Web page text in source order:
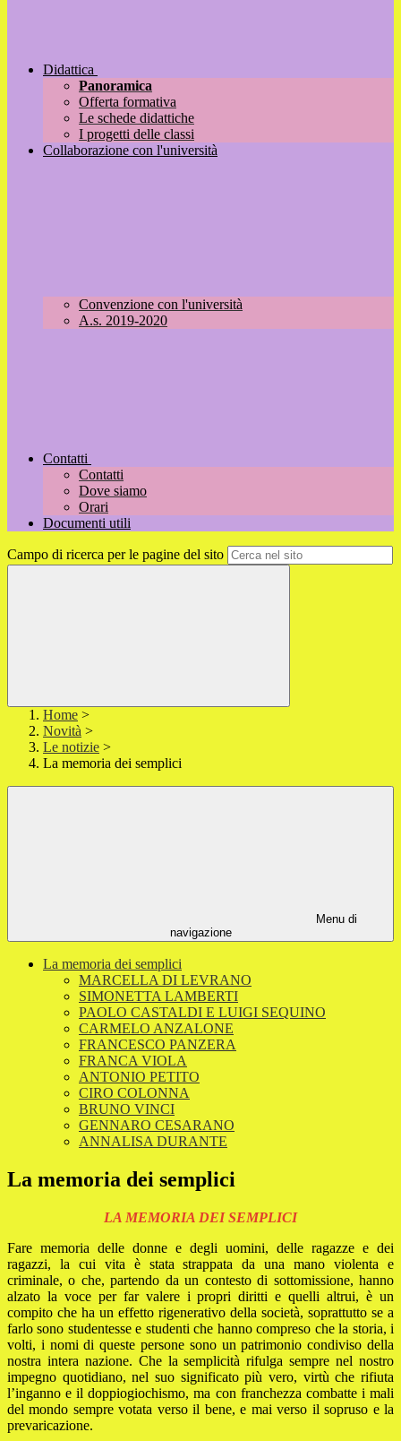
Didattica
Panoramica
Offerta formativa
Le schede didattiche
I progetti delle classi
Collaborazione con l'università
Convenzione con l'università
A.s. 2019-2020
Contatti
Contatti
Dove siamo
Orari
Documenti utili
Campo di ricerca per le pagine del sito
Home >
Novità >
Le notizie >
La memoria dei semplici
Menu di
navigazione
La memoria dei semplici
MARCELLA DI LEVRANO
SIMONETTA LAMBERTI
PAOLO CASTALDI E LUIGI SEQUINO
CARMELO ANZALONE
FRANCESCO PANZERA
FRANCA VIOLA
ANTONIO PETITO
CIRO COLONNA
BRUNO VINCI
GENNARO CESARANO
ANNALISA DURANTE
La memoria dei semplici
LA MEMORIA DEI SEMPLICI
Fare memoria delle donne e degli uomini, delle ragazze e dei
ragazzi, la cui vita è stata strappata da una mano violenta e
criminale, o che, partendo da un contesto di sottomissione, hanno
alzato la voce per far valere i propri diritti e quelli altrui, è un
compito che ha un effetto rigenerativo della società, soprattutto se a
farlo sono studentesse e studenti che hanno compreso che la storia, i
volti, i nomi di queste persone sono un patrimonio condiviso della
nostra intera nazione. Che la semplicità rifulga sempre nel nostro
impegno quotidiano, nel suo significato più vero, virtù che rifiuta
l’inganno e il doppiogiochismo, ma con franchezza combatte i mali
del mondo sempre votata verso il bene, e mai verso il sopruso e la
prevaricazione.